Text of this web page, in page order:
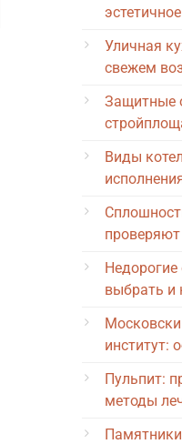
Уличная
свежем
Защитные
Виды
проверяют
Недорогие
выбрать и
институт:
Пульпит:
методы